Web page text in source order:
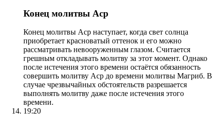
Конец молитвы Аср
Конец молитвы Аср наступает, когда свет солнца
приобретает красноватый оттенок и его можно
рассматривать невооруженным глазом. Считается
грешным откладывать молитву за этот момент. Однако
после истечения этого времени остаётся обязанность
совершить молитву Аср до времени молитвы Магриб. В
случае чрезвычайных обстоятельств разрешается
выполнять молитву даже после истечения этого
времени.
19:20